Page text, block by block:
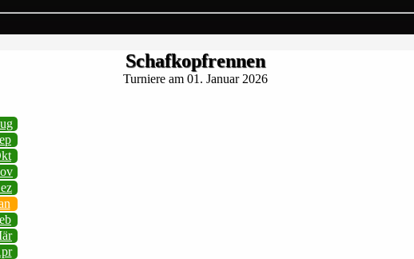
Schafkopfrennen
Turniere am 01. Januar 2026